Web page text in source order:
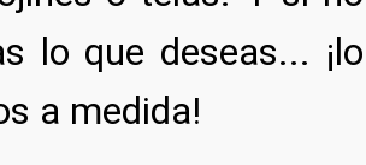
lo que deseas... ¡lo
a medida!